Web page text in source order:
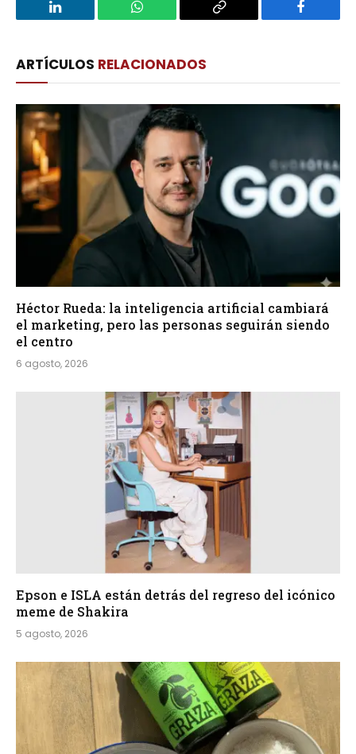
LinkedIn WhatsApp
Copy
Facebook
ARTÍCULOS RELACIONADOS
Héctor Rueda: la inteligencia artificial cambiará
el marketing, pero las personas seguirán siendo
el centro
6 agosto, 2026
Epson e ISLA están detrás del regreso del icónico
meme de Shakira
5 agosto, 2026